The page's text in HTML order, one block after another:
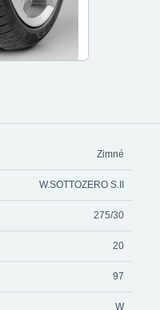
Zimné
W.SOTTOZERO S.II
275/30
20
97
W